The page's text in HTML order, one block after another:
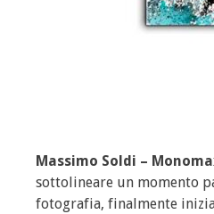
Massimo Soldi –
sottolineare un momento
fotografia, finalmente